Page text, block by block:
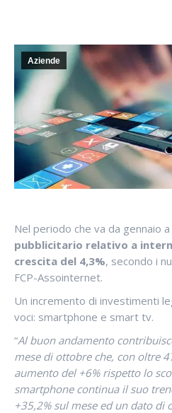
Aziende
Nel periodo che va da gennaio
pubblicitario relativo a
crescita del 4,3%, secondo i
FCP-Assointernet.
Un incremento di investimenti
voci: smartphone e smart tv.
“Al buon andamento
mese di ottobre che, con oltre
aumento del +6% rispetto lo
smartphone continua il suo
+35,2% sul mese ed un dato